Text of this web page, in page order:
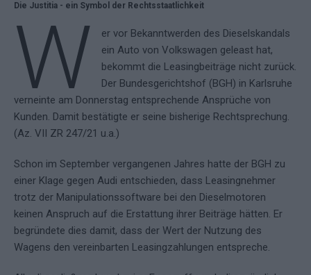
Die Justitia - ein Symbol der Rechtsstaatlichkeit
W
er vor Bekanntwerden des Dieselskandals
ein Auto von Volkswagen geleast hat,
bekommt die Leasingbeiträge nicht zurück.
Der Bundesgerichtshof (BGH) in Karlsruhe
verneinte am Donnerstag entsprechende Ansprüche von
Kunden. Damit bestätigte er seine bisherige Rechtsprechung.
(Az. VII ZR 247/21 u.a.)
Schon im September vergangenen Jahres hatte der BGH zu
einer Klage gegen Audi entschieden, dass Leasingnehmer
trotz der Manipulationssoftware bei den Dieselmotoren
keinen Anspruch auf die Erstattung ihrer Beiträge hätten. Er
begründete dies damit, dass der Wert der Nutzung des
Wagens den vereinbarten Leasingzahlungen entspreche.